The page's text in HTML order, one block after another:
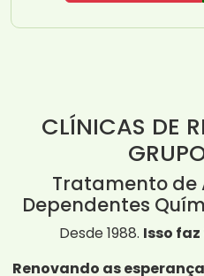
CLÍNICAS DE
Tratamento de
Dependentes
Desde 1988. Isso
Renovando as